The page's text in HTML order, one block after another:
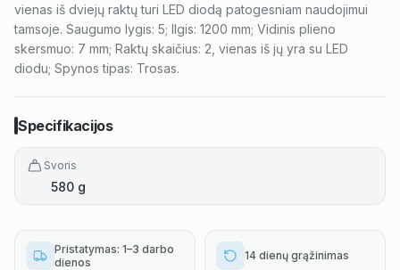
vienas iš dviejų raktų turi LED diodą patogesniam naudojimui
tamsoje. Saugumo lygis: 5; Ilgis: 1200 mm; Vidinis plieno
skersmuo: 7 mm; Raktų skaičius: 2, vienas iš jų yra su LED
diodu; Spynos tipas: Trosas.
Specifikacijos
Svoris
580 g
Pristatymas: 1–3 darbo
dienos
14 dienų grąžinimas